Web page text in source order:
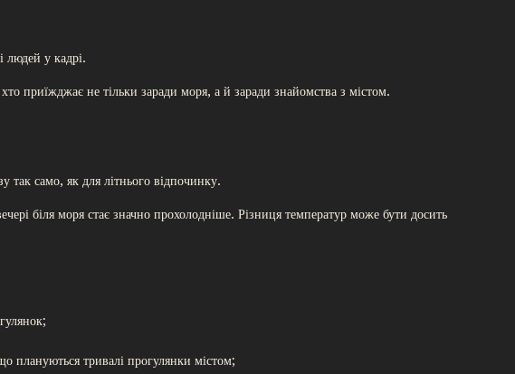
людей у кадрі.
приїжджає не тільки заради моря, а й заради знайомства з містом.
так само, як для літнього відпочинку.
біля моря стає значно прохолодніше. Різниця температур може бути досить
плануються тривалі прогулянки містом;